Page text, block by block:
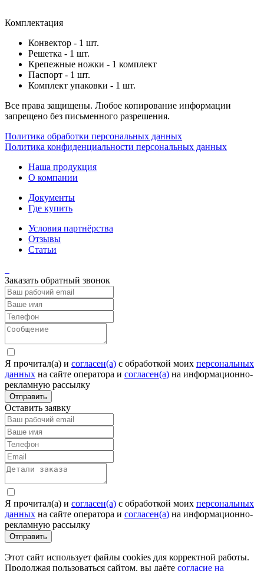
Комплектация
Конвектор - 1 шт.
Решетка - 1 шт.
Крепежные ножки - 1 комплект
Паспорт - 1 шт.
Комплект упаковки - 1 шт.
Все права защищены. Любое копирование информации
запрещено без письменного разрешения.
Политика обработки персональных данных
Политика конфиденциальности персональных данных
Наша продукция
О компании
Документы
Где купить
Условия партнёрства
Отзывы
Статьи
Заказать обратный звонок
Я прочитал(а) и согласен(а) c обработкой моих персональных
данных на сайте оператора и согласен(а) на информационно-
рекламную рассылку
Отправить
Оставить заявку
Я прочитал(а) и согласен(а) c обработкой моих персональных
данных на сайте оператора и согласен(а) на информационно-
рекламную рассылку
Отправить
Этот сайт использует файлы cookies для корректной работы.
Продолжая пользоваться сайтом, вы даёте согласие на